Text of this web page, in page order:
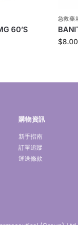
60’S
急救藥
$8.00
購物資訊
新手指南
訂單追蹤
運送條款